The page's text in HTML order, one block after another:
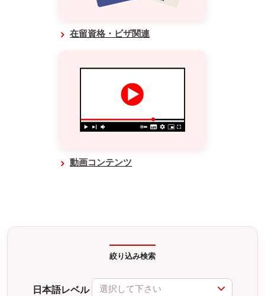
在留資格・ビザ関連
動画コンテンツ
絞り込み検索
日本語レベル 選択して下さい